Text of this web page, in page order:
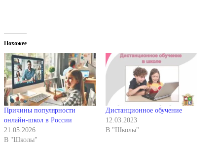
Похожее
Причины популярности
онлайн-школ в России
21.05.2026
В "Школы"
Дистанционное обучение
12.03.2023
В "Школы"